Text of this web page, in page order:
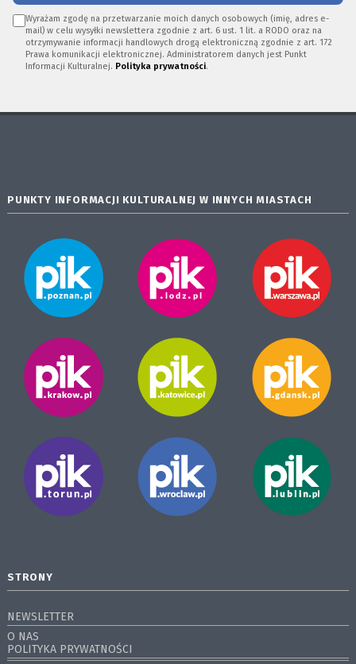
Wyrażam zgodę na przetwarzanie moich danych osobowych (imię, adres e-
mail) w celu wysyłki newslettera zgodnie z art. 6 ust. 1 lit. a RODO oraz na
otrzymywanie informacji handlowych drogą elektroniczną zgodnie z art. 172
Prawa komunikacji elektronicznej. Administratorem danych jest Punkt
Informacji Kulturalnej. Polityka prywatności.
PUNKTY INFORMACJI KULTURALNEJ W INNYCH MIASTACH
STRONY
NEWSLETTER
O NAS
POLITYKA PRYWATNOŚCI